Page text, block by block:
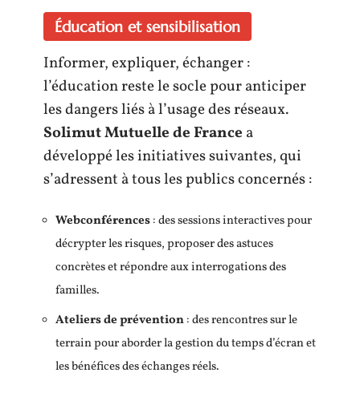
Éducation et sensibilisation
Informer, expliquer, échanger :
l’éducation reste le socle pour anticiper
les dangers liés à l’usage des réseaux.
Solimut Mutuelle de France a
développé les initiatives suivantes, qui
s’adressent à tous les publics concernés :
Webconférences: des sessions interactives pour
décrypter les risques, proposer des astuces
concrètes et répondre aux interrogations des
familles.
Ateliers de prévention: des rencontres sur le
terrain pour aborder la gestion du temps d’écran et
les bénéfices des échanges réels.